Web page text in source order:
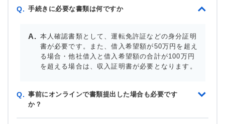
Q. 手続きに必要な書類は何ですか
本人確認書類として、運転免許証などの身分証明
書が必要です。また、借入希望額が50万円を超え
る場合・他社借入と借入希望額の合計が100万円
を超える場合は、収入証明書が必要となります。
Q. 事前にオンラインで書類提出した場合も必要です
か？